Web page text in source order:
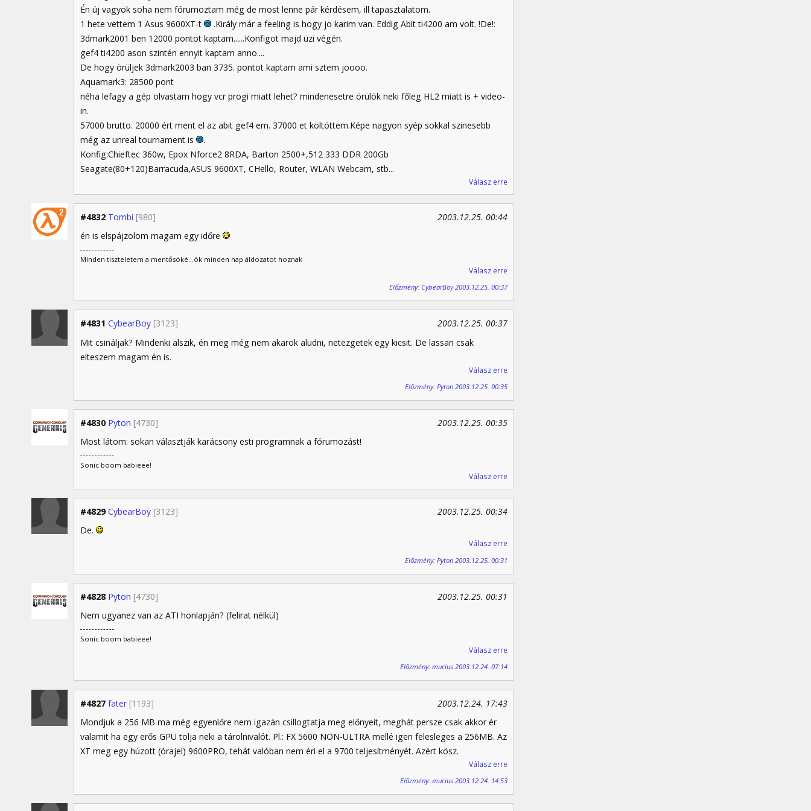
Én új vagyok soha nem fórumoztam még de most lenne pár kérdésem, ill tapasztalatom.
1 hete vettem 1 Asus 9600XT-t
.Király már a feeling is hogy jo karim van. Eddig Abit ti4200 am volt. !De!:
3dmark2001 ben 12000 pontot kaptam......Konfigot majd üzi végén.
gef4 ti4200 ason szintén ennyit kaptam anno....
De hogy örüljek 3dmark2003 ban 3735. pontot kaptam ami sztem joooo.
Aquamark3: 28500 pont
néha lefagy a gép olvastam hogy vcr progi miatt lehet? mindenesetre örülök neki főleg HL2 miatt is + video-
in.
57000 brutto. 20000 ért ment el az abit gef4 em. 37000 et költöttem.Képe nagyon syép sokkal szinesebb
még az unreal tournament is
.
Konfig:Chieftec 360w, Epox Nforce2 8RDA, Barton 2500+,512 333 DDR 200Gb
Seagate(80+120)Barracuda,ASUS 9600XT, CHello, Router, WLAN Webcam, stb...
Válasz erre
#4832 Tombi [980]
2003.12.25. 00:44
én is elspájzolom magam egy időre
Minden tiszteletem a mentősöké...ök minden nap áldozatot hoznak
Válasz erre
Előzmény: CybearBoy 2003.12.25. 00:37
#4831 CybearBoy [3123]
2003.12.25. 00:37
Mit csináljak? Mindenki alszik, én meg még nem akarok aludni, netezgetek egy kicsit. De lassan csak
elteszem magam én is.
Válasz erre
Előzmény: Pyton 2003.12.25. 00:35
#4830 Pyton [4730]
2003.12.25. 00:35
Most látom: sokan választják karácsony esti programnak a fórumozást!
Sonic boom babieee!
Válasz erre
#4829 CybearBoy [3123]
2003.12.25. 00:34
De.
Válasz erre
Előzmény: Pyton 2003.12.25. 00:31
#4828 Pyton [4730]
2003.12.25. 00:31
Nem ugyanez van az ATI honlapján? (felirat nélkül)
Sonic boom babieee!
Válasz erre
Előzmény: mucius 2003.12.24. 07:14
#4827 fater [1193]
2003.12.24. 17:43
Mondjuk a 256 MB ma még egyenlőre nem igazán csillogtatja meg előnyeit, meghát persze csak akkor ér
valamit ha egy erős GPU tolja neki a tárolnivalót. Pl.: FX 5600 NON-ULTRA mellé igen felesleges a 256MB. Az
XT meg egy húzott (órajel) 9600PRO, tehát valóban nem éri el a 9700 teljesítményét. Azért kösz.
Válasz erre
Előzmény: mucius 2003.12.24. 14:53